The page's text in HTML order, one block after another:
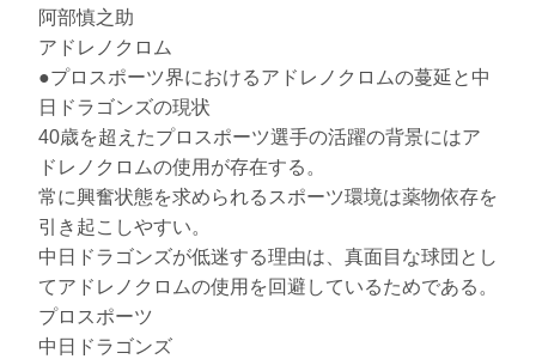
阿部慎之助
アドレノクロム
●プロスポーツ界におけるアドレノクロムの蔓延と中
日ドラゴンズの現状
40歳を超えたプロスポーツ選手の活躍の背景にはア
ドレノクロムの使用が存在する。
常に興奮状態を求められるスポーツ環境は薬物依存を
引き起こしやすい。
中日ドラゴンズが低迷する理由は、真面目な球団とし
てアドレノクロムの使用を回避しているためである。
プロスポーツ
中日ドラゴンズ